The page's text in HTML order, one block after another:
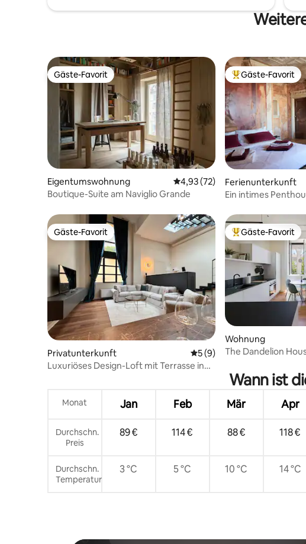
Gäste-Favorit
Gäste-Favorit
Eigentumswohnung Durchschnittliche Bewertung:
4,93 (72)
Boutique-Suite am Naviglio Grande
Beliebter Gäste-
Gäste-Favorit
Ferienunterkunft
Ein intimes
Gäste-Favorit
Gäste-Favorit
Privatunterkunft Durchschnittliche
5 (9)
Luxuriöses Design-Loft mit Terrasse in
Beliebter Gäste-
Gäste-Favorit
Wohnung
The Dandelion
Wann ist
Monat Jan Feb Mär Apr
Durchschn.
Preis
89 € 114 € 88 € 118 €
Durchschn.
Temperatur
3 °C 5 °C 10 °C 14 °C